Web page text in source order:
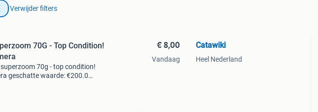
Verwijder filters
70G - Top Condition!
70g - top condition!
geschatte waarde: €200.0
€ 8,00
Vandaag
Catawiki
Heel Nederland